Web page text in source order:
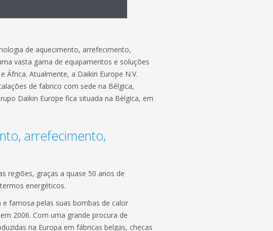
de aquecimento, arrefecimento,
vasta gama de equipamentos e soluções
África. Atualmente, a Daikin Europe N.V.
de fabrico com sede na Bélgica,
Daikin Europe fica situada na Bélgica, em
arrefecimento,
regiões, graças a quase 50 anos de
energéticos.
famosa pelas suas bombas de calor
2006. Com uma grande procura de
na Europa em fábricas belgas, checas